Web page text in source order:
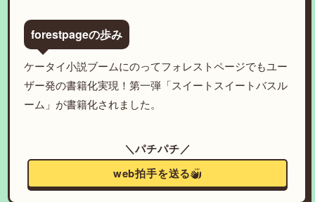
forestpageの歩み
ケータイ小説ブームにのってフォレストページでもユー
ザー発の書籍化実現！第一弾「スイートスイートバスル
ーム」が書籍化されました。
＼パチパチ／
web拍手を送る